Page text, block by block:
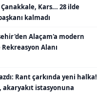
Kars... 28 ilde
kalmadı
Alaçam'a modern
Alanı
Rant çarkında yeni halka!
akaryakıt istasyonuna